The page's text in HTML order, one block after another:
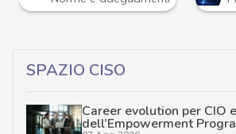
SPAZIO CISO
Career evolution per CIO
dell’Empowerment